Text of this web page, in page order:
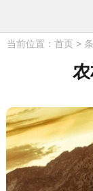
当前位置： 首页 >